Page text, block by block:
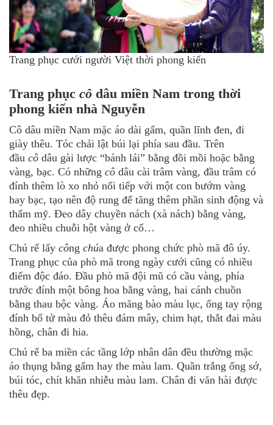
Trang phục cưới người Việt thời phong kiến
Trang phục cô dâu miền Nam trong thời
phong kiến nhà Nguyễn
Cô dâu miền Nam mặc áo dài gấm, quần lĩnh đen, đi
giày thêu. Tóc chải lật búi lại phía sau đầu. Trên
đầu cô dâu gài lược “bánh lái” bằng đồi mồi hoặc bằng
vàng, bạc. Có những cô dâu cài trâm vàng, đầu trâm có
đính thêm lò xo nhỏ nối tiếp với một con bướm vàng
hay bạc, tạo nên độ rung để tăng thêm phần sinh động và
thẩm mỹ. Đeo dây chuyền nách (xà nách) bằng vàng,
đeo nhiều chuỗi hột vàng ở cổ…
Chú rể lấy công chúa được phong chức phò mã đô úy.
Trang phục của phò mã trong ngày cưới cũng có nhiều
điểm độc đáo. Đầu phò mã đội mũ có cầu vàng, phía
trước đính một bông hoa bằng vàng, hai cánh chuồn
bằng thau bộc vàng. Áo măng bào màu lục, ống tay rộng
đính bổ tử màu đỏ thêu đám mây, chim hạt, thắt đai màu
hồng, chân đi hia.
Chú rể ba miền các tầng lớp nhân dân đều thường mặc
áo thụng bằng gấm hay the màu lam. Quần trắng ống sớ,
búi tóc, chít khăn nhiễu màu lam. Chân đi văn hài được
thêu đẹp.